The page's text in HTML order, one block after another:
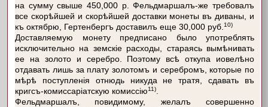
на сумму свыше 450,000 р. Фельдмаршалъ-же требовалъ
все скорѣйшей и скорѣйшей доставки монеты въ диваны, и
къ октябрю, Гертенбергъ доставилъ еще 30,000 руб. 10)
Доставляемую монету предписано было употреблять
исключительно на земскіе расходы, стараясь вымѣнивать
ее на золото и серебро. Поэтому всѣ откупа иовелѣно
отдавать лишь за плату золотомъ и серебромъ, которые по
мѣрѣ поступленія отнюдь никуда не тратя, сдавать въ
кригсъ-комиссаріатскую комиссію11)
Фельдмаршалъ, повидимому, желалъ совершенно